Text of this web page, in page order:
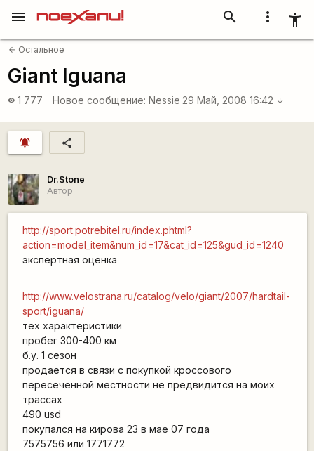
more_vert accessibility_new
search
menu
arrow_back Остальное
Giant Iguana
visibility 1 777 Новое сообщение: Nessie 29 Май, 2008 16:42 arrow_downward
notifications_active share
Dr.Stone
Автор
http://sport.potrebitel.ru/index.phtml?
action=model_item&num_id=17&cat_id=125&gud_id=1240
экспертная оценка
http://www.velostrana.ru/catalog/velo/giant/2007/hardtail-
sport/iguana/
тех характеристики
пробег 300-400 км
б.у. 1 сезон
продается в связи с покупкой кроссового
пересеченной местности не предвидится на моих
трассах
490 usd
покупался на кирова 23 в мае 07 года
7575756 или 1771772